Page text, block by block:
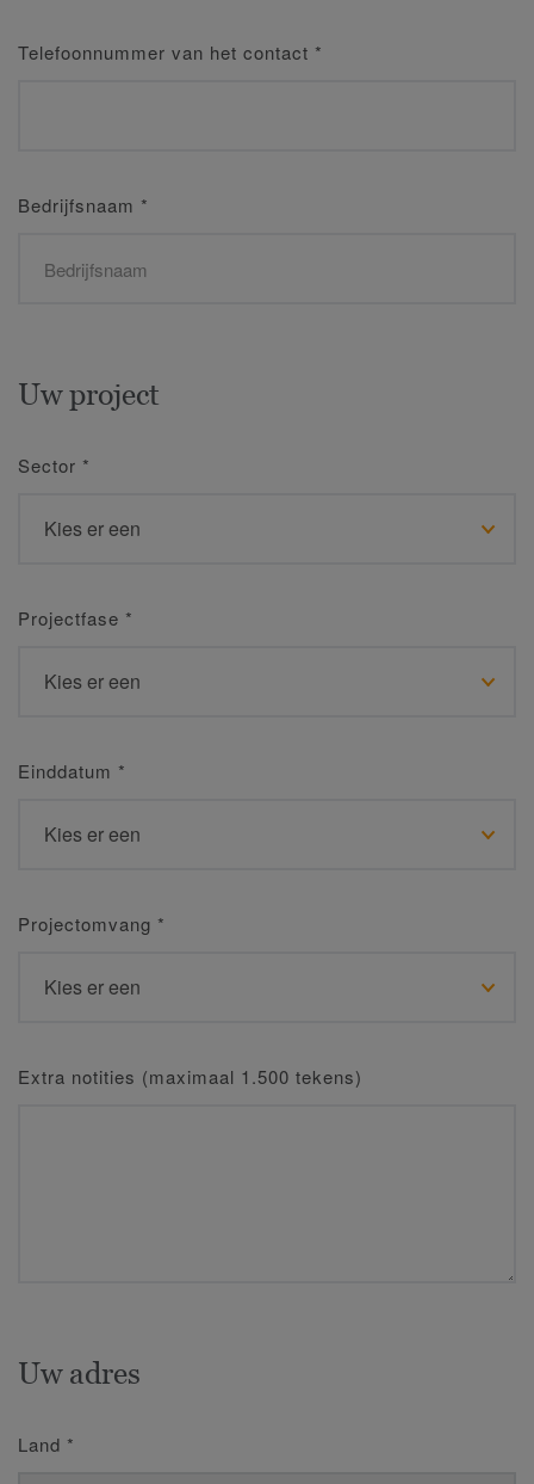
Telefoonnummer van het contact *
Bedrijfsnaam *
Uw project
Sector *
Projectfase *
Einddatum *
Projectomvang *
Extra notities (maximaal 1.500 tekens)
Uw adres
Land *